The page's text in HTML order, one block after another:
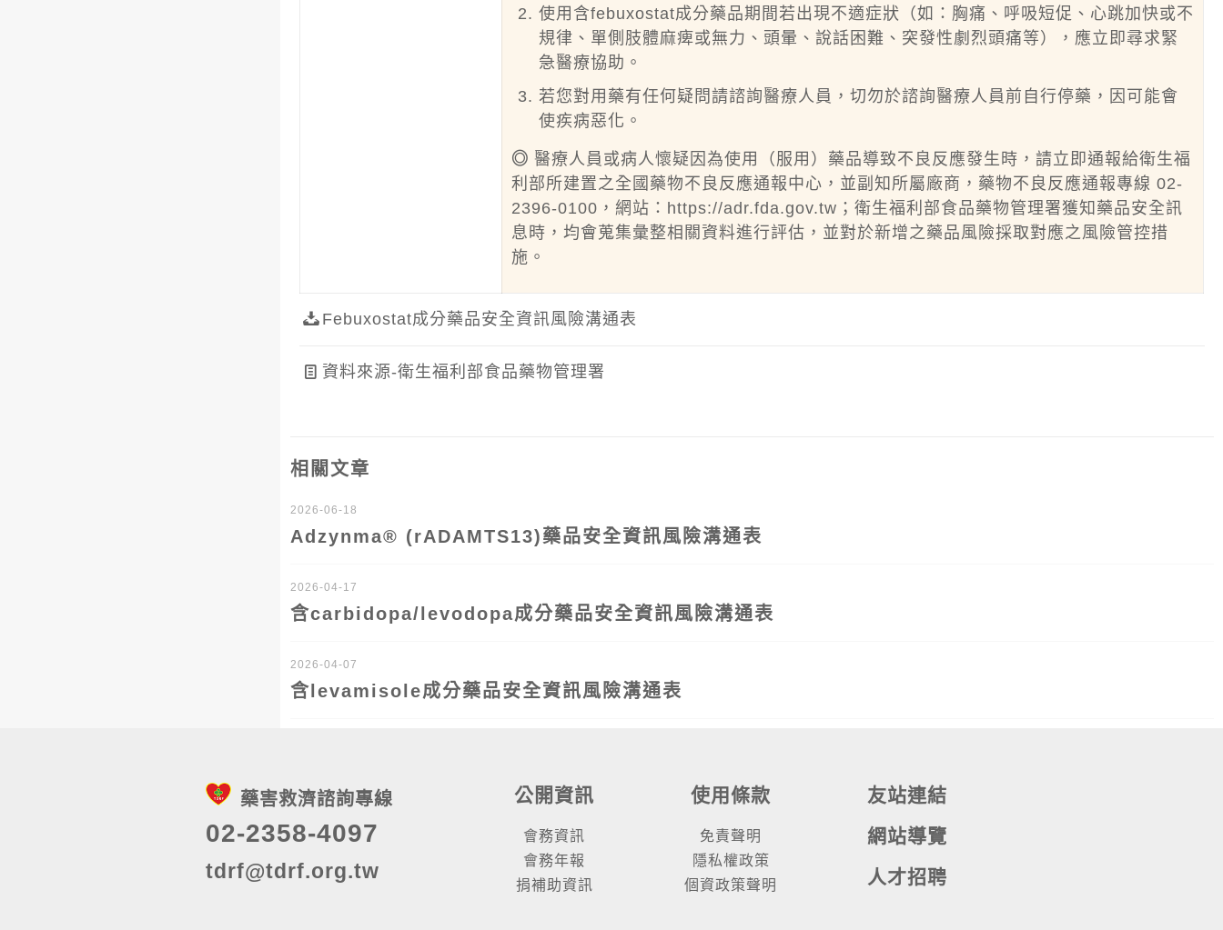
使用含febuxostat成分藥品期間若出現不適症狀（如：胸痛、呼吸短促、心跳加快或不
規律、單側肢體麻痺或無力、頭暈、說話困難、突發性劇烈頭痛等），應立即尋求緊
急醫療協助。
若您對用藥有任何疑問請諮詢醫療人員，切勿於諮詢醫療人員前自行停藥，因可能會
使疾病惡化。
◎ 醫療人員或病人懷疑因為使用（服用）藥品導致不良反應發生時，請立即通報給衛生福
利部所建置之全國藥物不良反應通報中心，並副知所屬廠商，藥物不良反應通報專線 02-
2396-0100，網站：https://adr.fda.gov.tw；衛生福利部食品藥物管理署獲知藥品安全訊
息時，均會蒐集彙整相關資料進行評估，並對於新增之藥品風險採取對應之風險管控措
施。
Febuxostat成分藥品安全資訊風險溝通表
資料來源-衛生福利部食品藥物管理署
相關文章
2026-06-18
Adzynma® (rADAMTS13)藥品安全資訊風險溝通表
2026-04-17
含carbidopa/levodopa成分藥品安全資訊風險溝通表
2026-04-07
含levamisole成分藥品安全資訊風險溝通表
藥害救濟諮詢專線
02-2358-4097
tdrf@tdrf.org.tw
公開資訊
會務資訊
會務年報
捐補助資訊
使用條款
免責聲明
隱私權政策
個資政策聲明
友站連結
網站導覽
人才招聘